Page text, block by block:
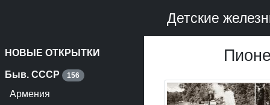
Детские
НОВЫЕ ОТКРЫТКИ
Быв. СССР 156
Армения